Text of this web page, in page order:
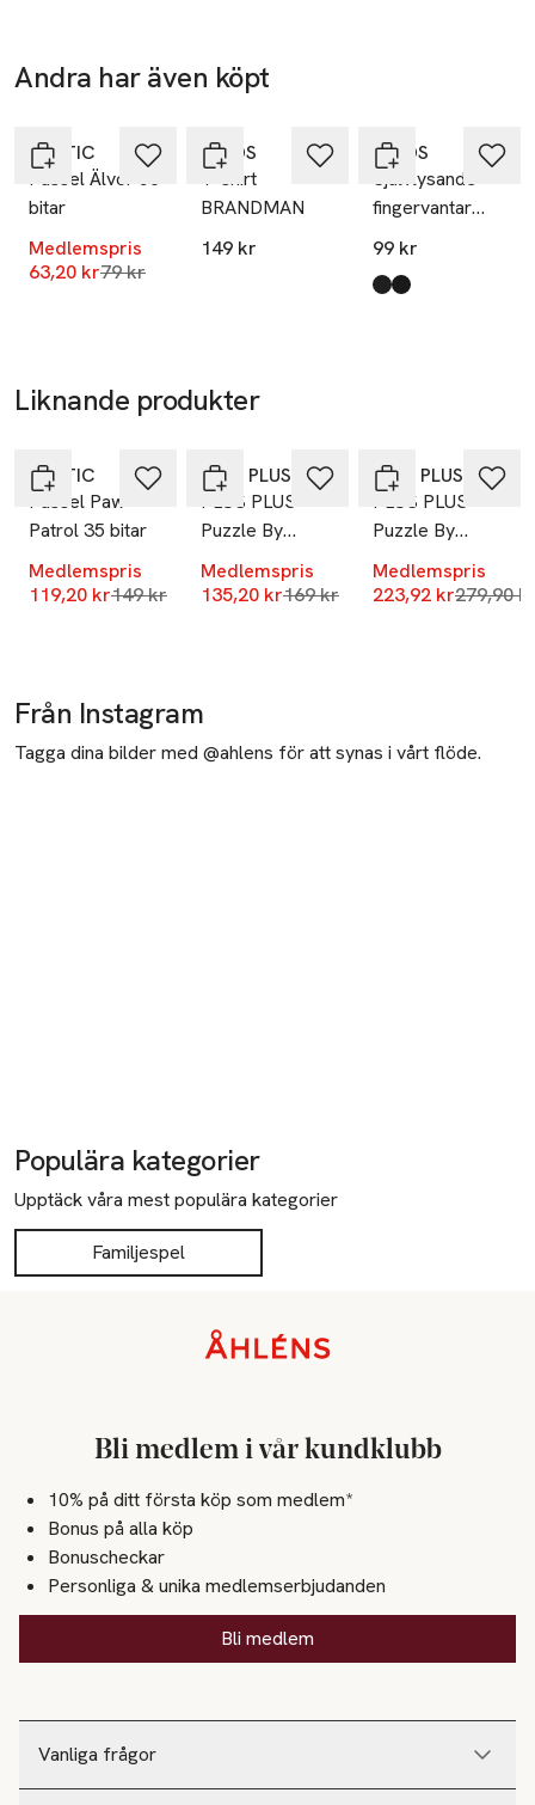
42x30 cm.
Raumanjuovantie 2
28101 PORI
E-post
info@tactic.net
Mobilnummer
SKU: 66418866
Andra har även köpt
TACTIC
Pussel Älvor 56
bitar
Medlemspris
63,20 krLägsta pris 30 dagar
79 kr
Ta 3 betala för
Å KIDS
T-shirt
BRANDMAN
149 kr
Å KIDS
Självlysande
fingervantar
SKELETON, 2-
99 kr
Produkten finns i
Black
Glitter
Liknande produkter
TACTIC
Pussel Paw
Patrol 35 bitar
Medlemspris
119,20 krLägsta pris 30 dagar
149 kr
PLUS PLUS
PLUS PLUS
Puzzle By
Number
Adventure
Medlemspris
135,20 krLägsta pris 30 dagar
169 kr
PLUS PLUS
PLUS PLUS
Puzzle By
Number
Rainbow
Medlemspris
223,92 krLägsta
279,90
Från Instagram
Tagga dina bilder med @ahlens för att synas i vårt flöde.
Populära kategorier
Upptäck våra mest populära kategorier
Familjespel
Vanliga frågor
Bli medlem i vår kundklubb
10% på ditt första köp som medlem*
Bonus på alla köp
Bonuscheckar
Personliga & unika medlemserbjudanden
Bli medlem